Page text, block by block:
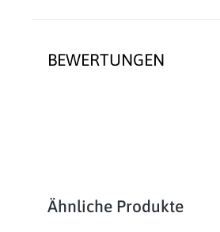
BEWERTUNGEN
Produktgalerie überspringen
Ähnliche Produkte